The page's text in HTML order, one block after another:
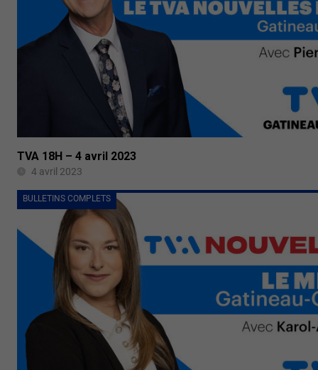
TVA 18H – 4 avril 2023
4 avril 2023
BULLETINS COMPLETS